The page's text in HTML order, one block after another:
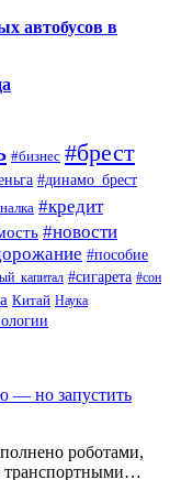
автобусов в
#бизнес #брест
#динамо_брест
#кредит
#новости
#пособие
#сигарета #сон
Китай Наука
— но запустить
роботами,
транспортными…